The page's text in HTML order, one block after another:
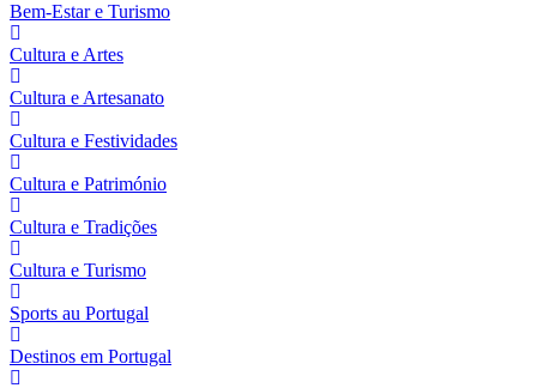
Bem-Estar e Turismo
Cultura e Artes
Cultura e Artesanato
Cultura e Festividades
Cultura e Património
Cultura e Tradições
Cultura e Turismo
Sports au Portugal
Destinos em Portugal